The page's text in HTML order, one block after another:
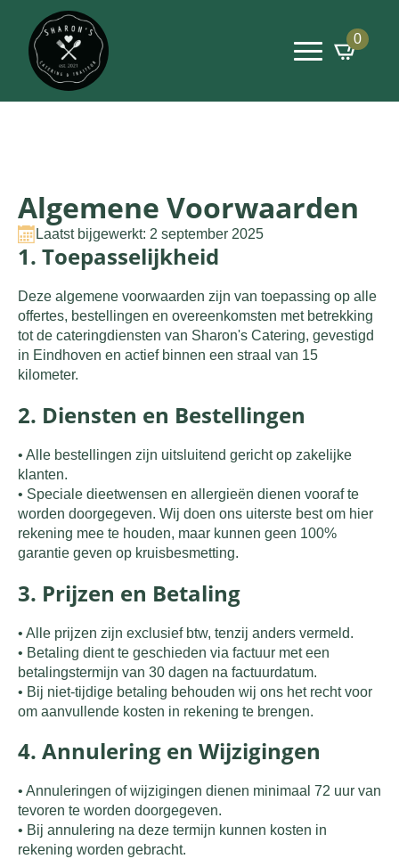
0
Algemene Voorwaarden
Laatst bijgewerkt: 2 september 2025
1. Toepasselijkheid
Deze algemene voorwaarden zijn van toepassing op alle
offertes, bestellingen en overeenkomsten met betrekking
tot de cateringdiensten van Sharon's Catering, gevestigd
in Eindhoven en actief binnen een straal van 15
kilometer.
2. Diensten en Bestellingen
• Alle bestellingen zijn uitsluitend gericht op zakelijke
klanten.
• Speciale dieetwensen en allergieën dienen vooraf te
worden doorgegeven. Wij doen ons uiterste best om hier
rekening mee te houden, maar kunnen geen 100%
garantie geven op kruisbesmetting.
3. Prijzen en Betaling
• Alle prijzen zijn exclusief btw, tenzij anders vermeld.
• Betaling dient te geschieden via factuur met een
betalingstermijn van 30 dagen na factuurdatum.
• Bij niet-tijdige betaling behouden wij ons het recht voor
om aanvullende kosten in rekening te brengen.
4. Annulering en Wijzigingen
• Annuleringen of wijzigingen dienen minimaal 72 uur van
tevoren te worden doorgegeven.
• Bij annulering na deze termijn kunnen kosten in
rekening worden gebracht.